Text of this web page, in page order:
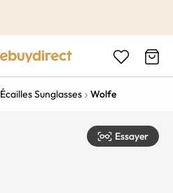
Écailles Sunglasses Wolfe
Essayer